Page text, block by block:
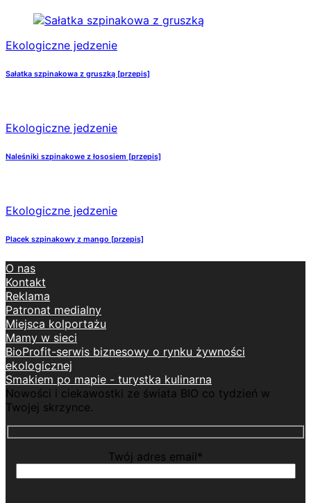
Ekologiczne jedzenie
Sałatka szpinakowa z gruszką [przepis]
Ekologiczne jedzenie
Naleśniki szpinakowe z łososiem [przepis]
Ekologiczne jedzenie
Placek szpinakowy z mango [przepis]
O nas
Kontakt
Reklama
Patronat medialny
Miejsca kolportażu
Mamy w sieci
BioProfit-serwis biznesowy o rynku żywności
ekologicznej
Smakiem po mapie - turystka kulinarna
Nowości i ciekawostki ze świata BIO co tydzień w
Twojej skrzynce.
Twój adres email*